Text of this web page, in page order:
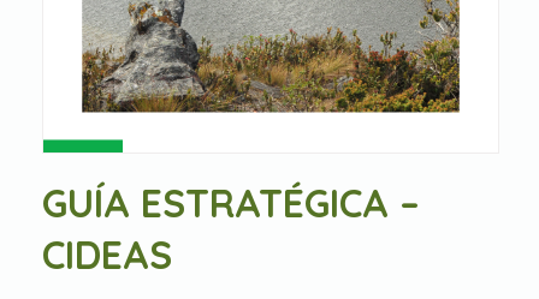
GUÍA ESTRATÉGICA –
CIDEAS